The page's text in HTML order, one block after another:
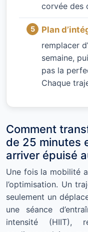
corvée des
Plan
remplacer
semaine,
pas la
Chaque
Comment
de 25 minutes
arriver épuisé
Une fois la mobilité
l’optimisation. Un
seulement un
une séance
intensité (HIIT),